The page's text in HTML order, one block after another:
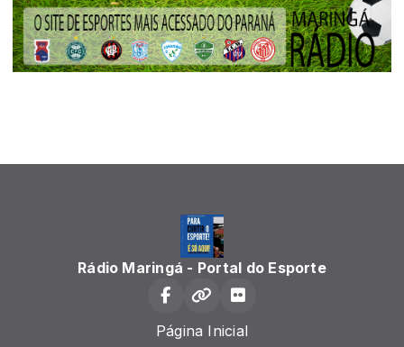
Rádio Maringá - Portal do Esporte
Página Inicial